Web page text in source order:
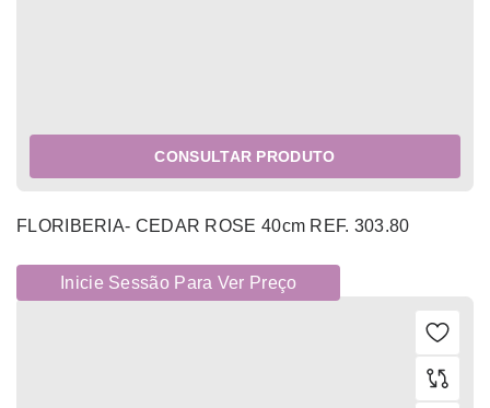
CONSULTAR PRODUTO
FLORIBERIA- CEDAR ROSE 40cm REF. 303.80
Inicie Sessão Para Ver Preço